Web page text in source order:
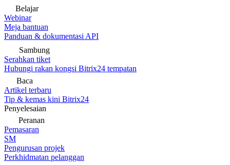
Belajar
Webinar
Meja bantuan
Panduan & dokumentasi API
Sambung
Serahkan tiket
Hubungi rakan kongsi Bitrix24 tempatan
Baca
Artikel terbaru
Tip & kemas kini Bitrix24
Penyelesaian
Peranan
Pemasaran
SM
Pengurusan projek
Perkhidmatan pelanggan